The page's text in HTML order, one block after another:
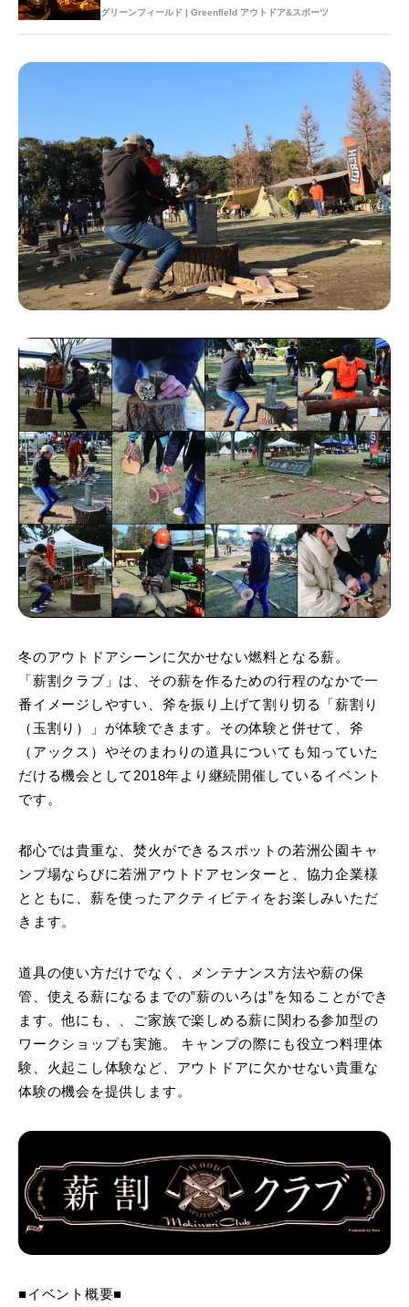
グリーンフィールド | Greenfield アウトドア&スポーツ
冬のアウトドアシーンに欠かせない燃料となる薪。
「薪割クラブ」は、その薪を作るための行程のなかで一
番イメージしやすい、斧を振り上げて割り切る「薪割り
（玉割り）」が体験できます。その体験と併せて、斧
（アックス）やそのまわりの道具についても知っていた
だける機会として2018年より継続開催しているイベント
です。
都心では貴重な、焚火ができるスポットの若洲公園キャ
ンプ場ならびに若洲アウトドアセンターと、協力企業様
とともに、薪を使ったアクティビティをお楽しみいただ
きます。
道具の使い方だけでなく、メンテナンス方法や薪の保
管、使える薪になるまでの‟薪のいろは”を知ることができ
ます。他にも、、ご家族で楽しめる薪に関わる参加型の
ワークショップも実施。 キャンプの際にも役立つ料理体
験、火起こし体験など、アウトドアに欠かせない貴重な
体験の機会を提供します。
■イベント概要■